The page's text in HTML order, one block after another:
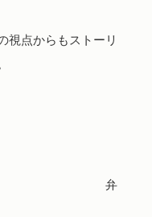
視点からもストーリ